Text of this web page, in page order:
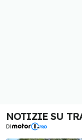
NOTIZIE SU
DI